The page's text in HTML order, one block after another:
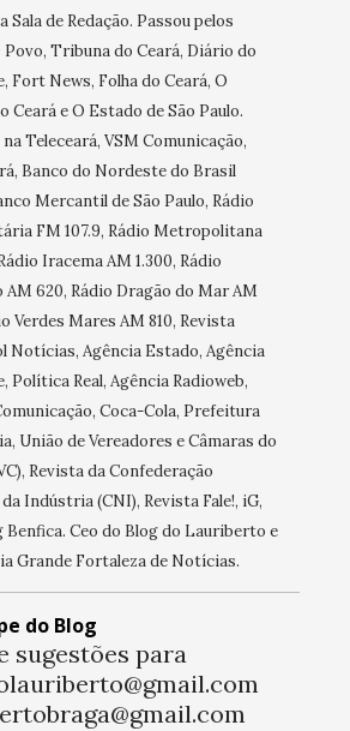
Sala de Redação. Passou pelos
Tribuna do Ceará, Diário do
Fort News, Folha do Ceará, O
Ceará e O Estado de São Paulo.
Teleceará, VSM Comunicação,
Banco do Nordeste do Brasil
Mercantil de São Paulo, Rádio
FM 107.9, Rádio Metropolitana
Iracema AM 1.300, Rádio
AM 620, Rádio Dragão do Mar AM
Verdes Mares AM 810, Revista
Notícias, Agência Estado, Agência
Política Real, Agência Radioweb,
Coca-Cola, Prefeitura
União de Vereadores e Câmaras do
Revista da Confederação
Indústria (CNI), Revista Fale!, iG,
Benfica. Ceo do Blog do Lauriberto e
Grande Fortaleza de Notícias.
do Blog
sugestões para